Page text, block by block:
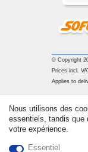
© Copyright
Prices incl.
Applies to
Nous utilisons des
essentiels, tandis que
votre expérience.
Essentiel